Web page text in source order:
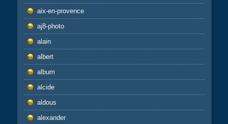
aix-en-provence
aj8-photo
alain
albert
album
alcide
aldous
alexander